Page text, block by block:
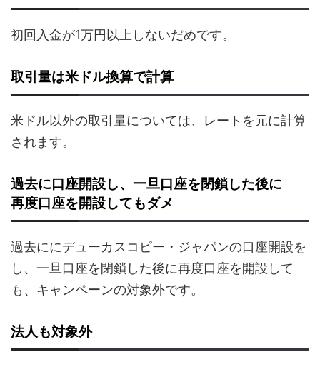
初回入金が1万円以上しないだめです。
取引量は米ドル換算で計算
米ドル以外の取引量については、レートを元に計算
されます。
過去に口座開設し、一旦口座を閉鎖した後に
再度口座を開設してもダメ
過去ににデューカスコピー・ジャパンの口座開設を
し、一旦口座を閉鎖した後に再度口座を開設して
も、キャンペーンの対象外です。
法人も対象外